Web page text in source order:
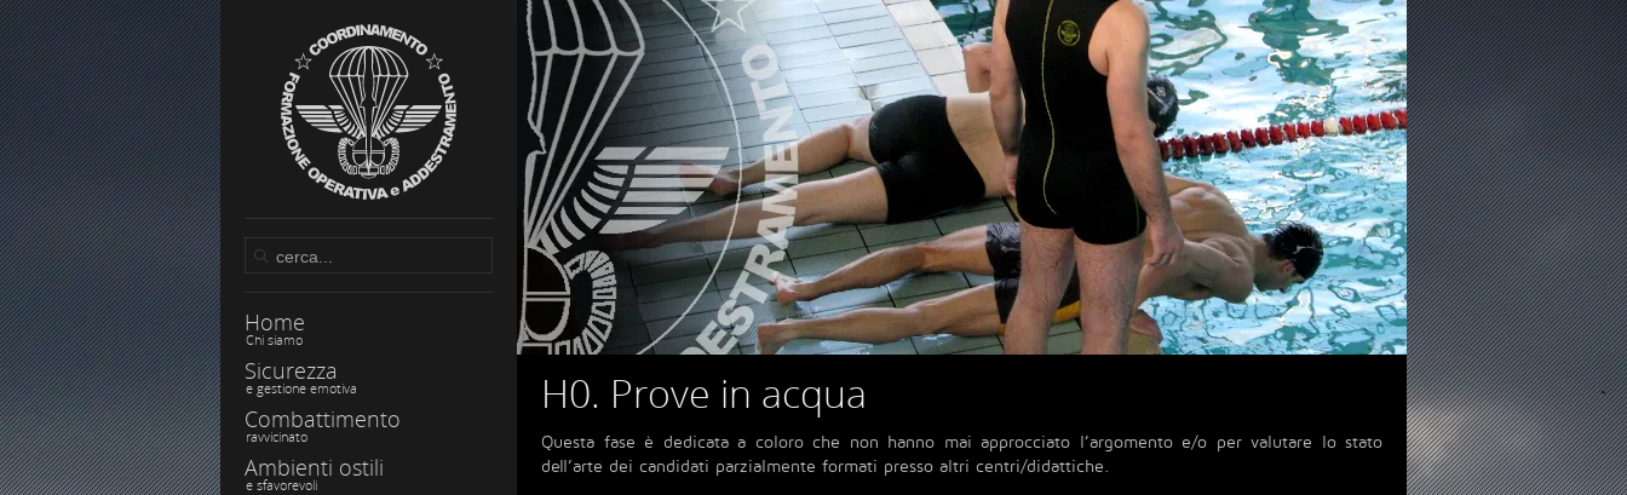
Home
Chi siamo
Sicurezza
e gestione emotiva
Combattimento
ravvicinato
Ambienti ostili
e sfavorevoli
H0. Prove in acqua
Questa fase è dedicata a coloro che non hanno mai approcciato l’argomento e/o per valutare lo stato
dell’arte dei candidati parzialmente formati presso altri centri/didattiche.